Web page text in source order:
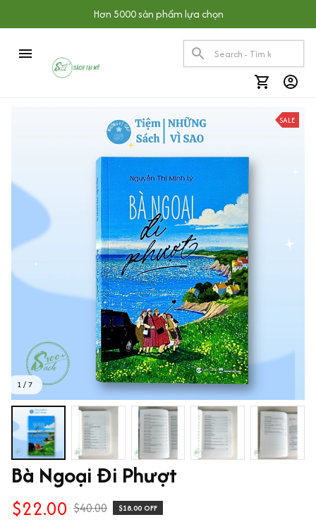
Hơn 5000 sản phẩm lựa chọn
1 / 7
SALE
Bà Ngoại Đi Phượt
$22.00 $40.00 $18.00 OFF